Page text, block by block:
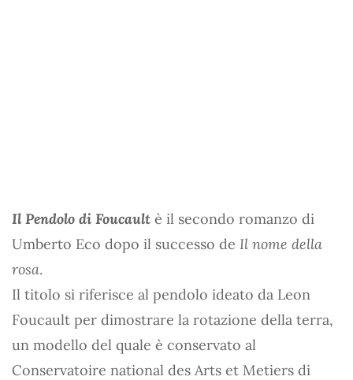
Il Pendolo di Foucault è il secondo romanzo di
Umberto Eco dopo il successo de Il nome della
rosa.
Il titolo si riferisce al pendolo ideato da Leon
Foucault per dimostrare la rotazione della terra,
un modello del quale è conservato al
Conservatoire national des Arts et Metiers di